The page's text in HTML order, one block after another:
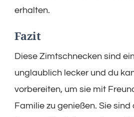
erhalten.
Fazit
Diese Zimtschnecken sind
unglaublich lecker und du
vorbereiten, um sie mit
Familie zu genießen. Sie